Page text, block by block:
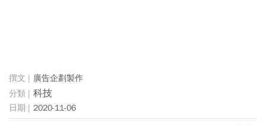
廣告企劃製作
科技
2020-11-06